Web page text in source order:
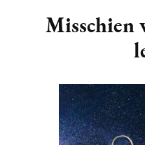
Navigation
Misschien